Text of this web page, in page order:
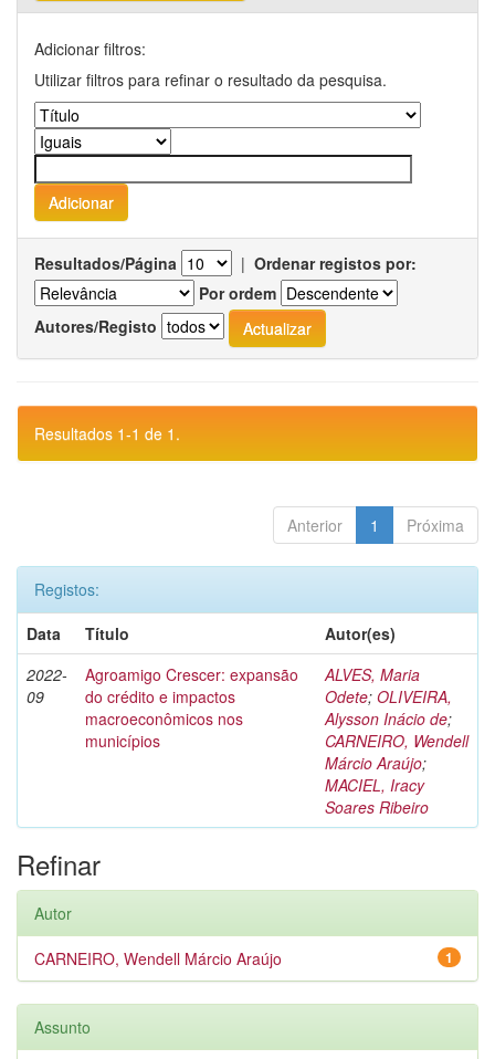
Adicionar filtros:
Utilizar filtros para refinar o resultado da pesquisa.
Resultados/Página | Ordenar registos por:
Por ordem
Autores/Registo
Resultados 1-1 de 1.
Anterior 1 Próxima
Registos:
Data
Título
Autor(es)
2022-
09
Agroamigo Crescer: expansão
do crédito e impactos
macroeconômicos nos
municípios
ALVES, Maria
Odete; OLIVEIRA,
Alysson Inácio de;
CARNEIRO, Wendell
Márcio Araújo;
MACIEL, Iracy
Soares Ribeiro
Refinar
Autor
1
CARNEIRO, Wendell Márcio Araújo
Assunto